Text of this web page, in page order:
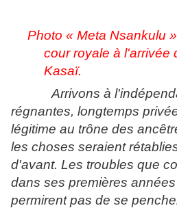
Photo « Meta Nsankulu
cour royale à l'arrivée
Kasaï.
Arrivons à
régnantes, longtemps
légitime au trône des
les choses seraient
d'avant. Les troubles que
dans ses premières
permirent pas de se